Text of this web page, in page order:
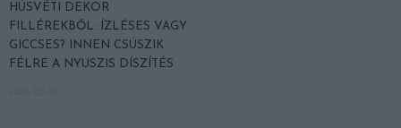
HÚSVÉTI DEKOR
FILLÉREKBŐL: ÍZLÉSES VAGY
GICCSES? INNEN CSÚSZIK
FÉLRE A NYUSZIS DÍSZÍTÉS